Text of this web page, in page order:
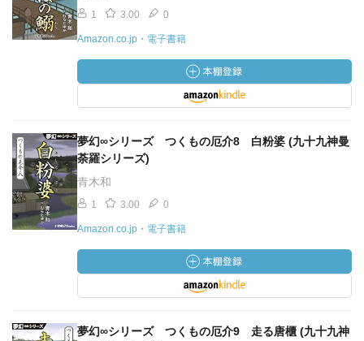
1 3.00 0
Amazon.co.jp・電子書籍
夢幻∞シリーズ つくもの厄介8 白粉婆 (九十九神曼
荼羅シリーズ)
青木和
1 3.00 0
Amazon.co.jp・電子書籍
夢幻∞シリーズ つくもの厄介9 走る唐櫃 (九十九神